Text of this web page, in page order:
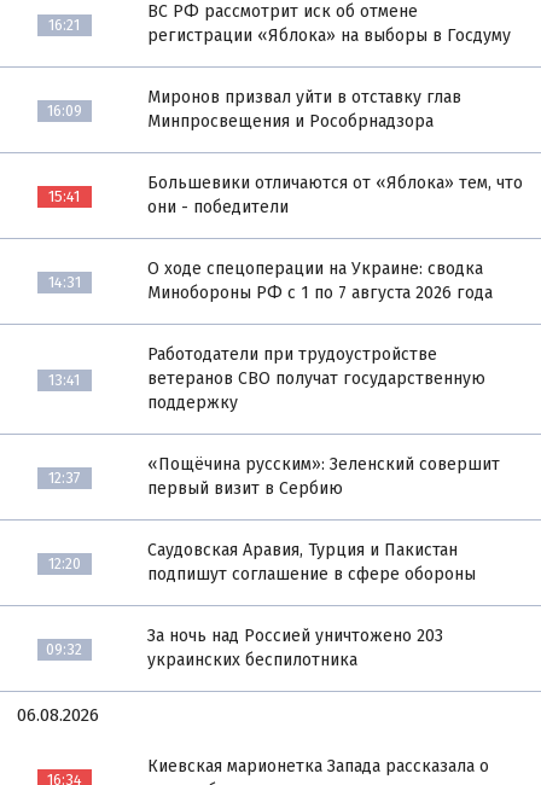
16:21
ВС РФ рассмотрит иск об отмене
регистрации «Яблока» на выборы в Госдуму
16:09
Миронов призвал уйти в отставку глав
Минпросвещения и Рособрнадзора
15:41
Большевики отличаются от «Яблока» тем, что
они - победители
14:31
О ходе спецоперации на Украине: сводка
Минобороны РФ с 1 по 7 августа 2026 года
13:41
Работодатели при трудоустройстве
ветеранов СВО получат государственную
поддержку
12:37
«Пощёчина русским»: Зеленский совершит
первый визит в Сербию
12:20
Саудовская Аравия, Турция и Пакистан
подпишут соглашение в сфере обороны
09:32
За ночь над Россией уничтожено 203
украинских беспилотника
06.08.2026
16:34
Киевская марионетка Запада рассказала о